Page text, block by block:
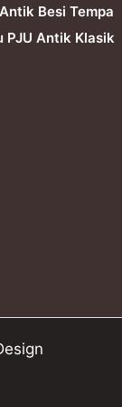
Besi Tempa
PJU Antik Klasik